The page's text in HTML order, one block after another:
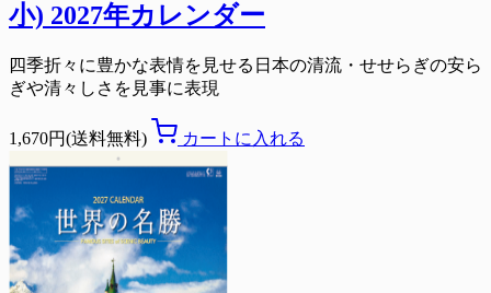
小) 2027年カレンダー
四季折々に豊かな表情を見せる日本の清流・せせらぎの安ら
ぎや清々しさを見事に表現
1,670円(送料無料) カートに入れる